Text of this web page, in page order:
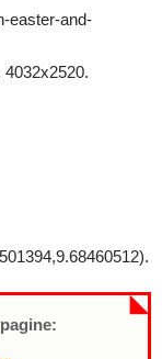
easter-and-
4032x2520.